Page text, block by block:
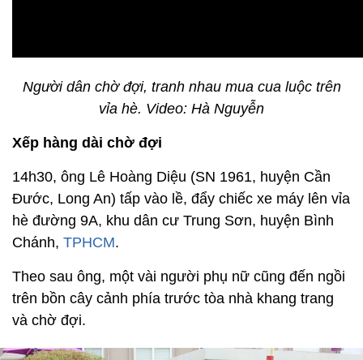
Người dân chờ đợi, tranh nhau mua cua luộc trên
vỉa hè. Video: Hà Nguyễn
Xếp hàng dài chờ đợi
14h30, ông Lê Hoàng Diệu (SN 1961, huyện Cần
Đước, Long An) tấp vào lề, đẩy chiếc xe máy lên vỉa
hè đường 9A, khu dân cư Trung Sơn, huyện Bình
Chánh, TPHCM.
Theo sau ông, một vài người phụ nữ cũng đến ngồi
trên bồn cây cảnh phía trước tòa nhà khang trang
và chờ đợi.